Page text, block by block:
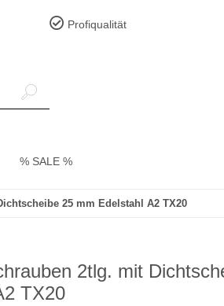
Profiqualität
% SALE %
25 mm Edelstahl A2 TX20
2tlg. mit
TX20